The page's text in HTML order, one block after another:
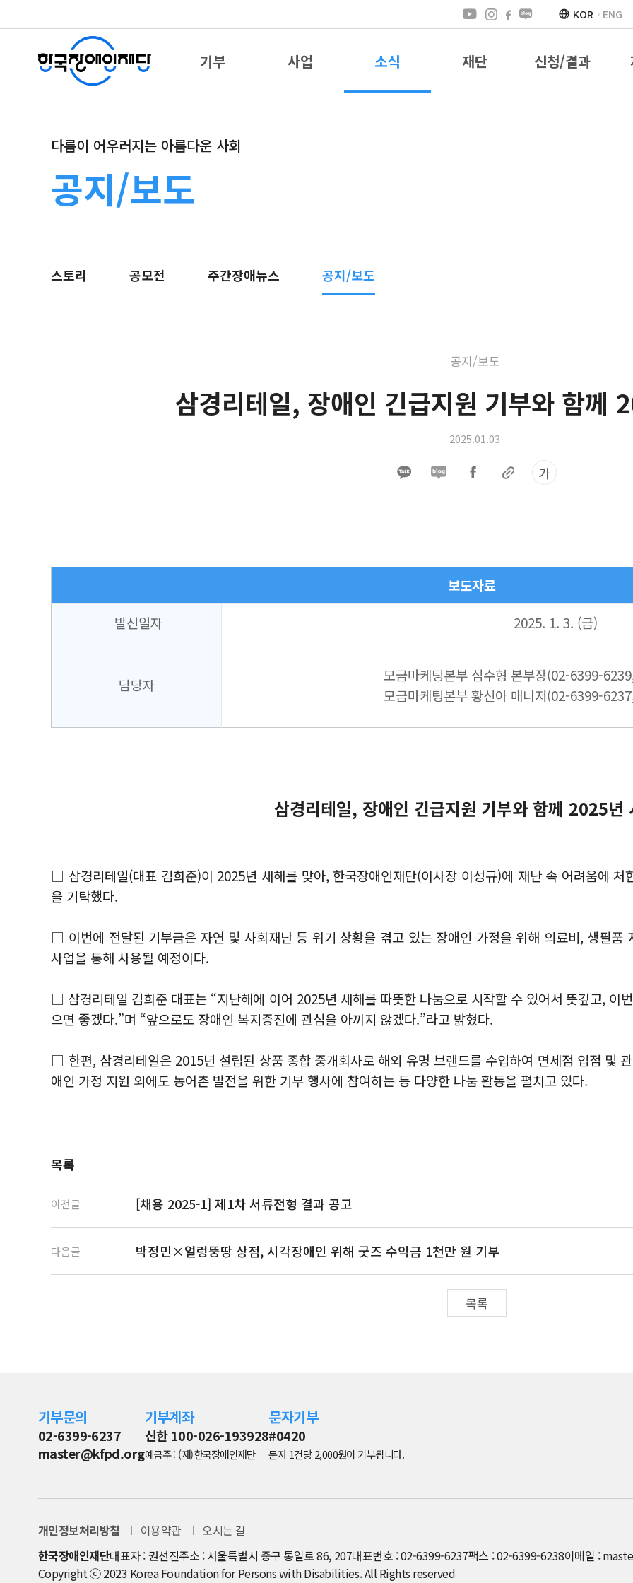
KOR ENG
기부 사업 소식 재단 신청/결과
다름이 어우러지는 아름다운 사회
공지/보도
스토리 공모전 주간장애뉴스 공지/보도
공지/보도
삼경리테일, 장애인 긴급지원 기부와 함께
2025.01.03
가
​보도자료
발신일자
2025. 1. 3. (금)
담당자
모금마케팅본부 심수형 본부장(02-6399-
모금마케팅본부 황신아 매니저(02-6399-
삼경리테일, 장애인 긴급지원 기부와 함께 2025년
□ 삼경리테일(대표 김희준)이 2025년 새해를 맞아, 한국장애인재단(이사장 이성규)에 재난 속 어려움에
을 기탁했다.
□ 이번에 전달된 기부금은 자연 및 사회재난 등 위기 상황을 겪고 있는 장애인 가정을 위해 의료비, 생필품
사업을 통해 사용될 예정이다.
□ 삼경리테일 김희준 대표는 “지난해에 이어 2025년 새해를 따뜻한 나눔으로 시작할 수 있어서 뜻깊고, 이
으면 좋겠다.”며 “앞으로도 장애인 복지증진에 관심을 아끼지 않겠다.”라고 밝혔다.
□ 한편, 삼경리테일은 2015년 설립된 상품 종합 중개회사로 해외 유명 브랜드를 수입하여 면세점 입점 및
애인 가정 지원 외에도 농어촌 발전을 위한 기부 행사에 참여하는 등 다양한 나눔 활동을 펼치고 있다.
목록
이전글 [채용 2025-1] 제1차 서류전형 결과 공고
다음글 박정민×얼렁뚱땅 상점, 시각장애인 위해 굿즈 수익금 1천만 원 기부
목록
기부문의
02-6399-6237
master@kfpd.org
기부계좌
신한 100-026-193928
예금주 : (재)한국장애인재단
문자기부
#0420
문자 1건당 2,000원이 기부됩니다.
개인정보처리방침 이용약관
오시는 길
한국장애인재단대표자 : 권선진주소 : 서울특별시 중구 통일로 86, 207대표번호 : 02-6399-6237팩스 : 02-6399-6238이메일 :
Copyright ⓒ 2023 Korea Foundation for Persons with Disabilities. All Rights reserved